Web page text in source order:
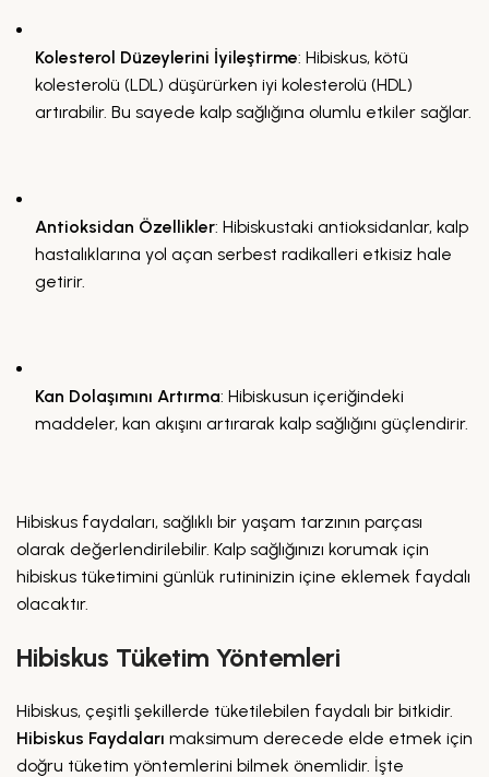
Kolesterol Düzeylerini İyileştirme: Hibiskus, kötü
kolesterolü (LDL) düşürürken iyi kolesterolü (HDL)
artırabilir. Bu sayede kalp sağlığına olumlu etkiler sağlar.
Antioksidan Özellikler: Hibiskustaki antioksidanlar, kalp
hastalıklarına yol açan serbest radikalleri etkisiz hale
getirir.
Kan Dolaşımını Artırma: Hibiskusun içeriğindeki
maddeler, kan akışını artırarak kalp sağlığını güçlendirir.
Hibiskus faydaları, sağlıklı bir yaşam tarzının parçası
olarak değerlendirilebilir. Kalp sağlığınızı korumak için
hibiskus tüketimini günlük rutininizin içine eklemek faydalı
olacaktır.
Hibiskus Tüketim Yöntemleri
Hibiskus, çeşitli şekillerde tüketilebilen faydalı bir bitkidir.
Hibiskus Faydaları maksimum derecede elde etmek için
doğru tüketim yöntemlerini bilmek önemlidir. İşte